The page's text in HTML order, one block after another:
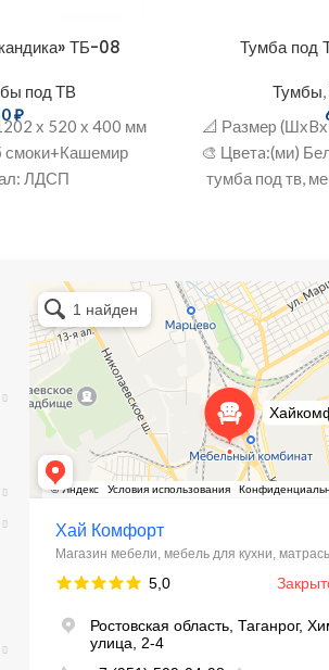
ТБ-08
под ТВ
₽
х 520 х 400 мм
смоки+Кашемир
ЛДСП
Тумба под
Тумбы
📐 Размеp
🎨 Цветa:(ми)
тумба под тв,
Хай Комфорт
Магазин мебели в Таганроге
Мебель для кухни в Таганроге